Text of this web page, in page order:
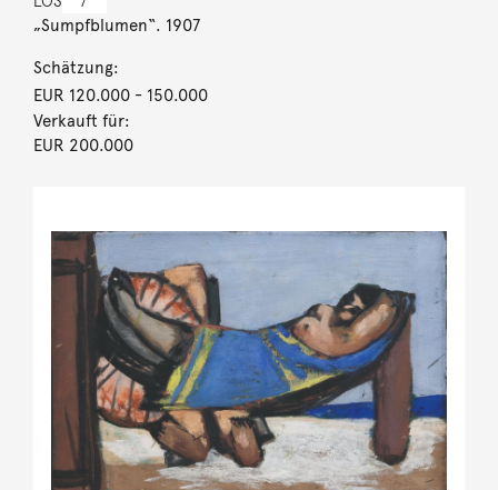
„Sumpfblumen“. 1907
Schätzung:
EUR 120.000- 150.000
Verkauft für:
EUR 200.000